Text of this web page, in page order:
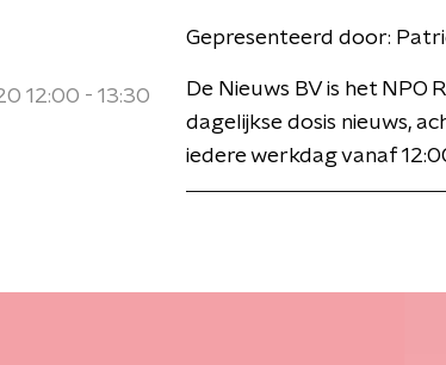
12:00 - 13:30
Gepresenteerd door:
De Nieuws BV is het NPO
dagelijkse dosis nieuws,
iedere werkdag vanaf